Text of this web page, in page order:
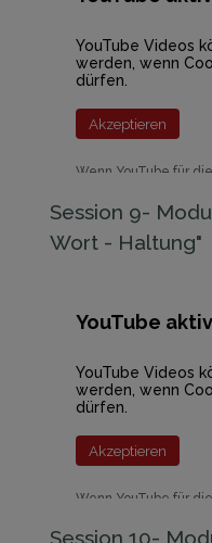
YouTube Videos
werden, wenn
dürfen.
Akzeptieren
Wenn YouTube für
von YouTube:hier
Session 9-
Wort - Haltung"
YouTube
YouTube Videos
werden, wenn
dürfen.
Akzeptieren
Wenn YouTube für
von YouTube:
hier
Session 10-